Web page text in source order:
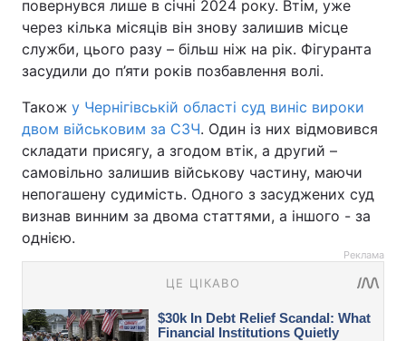
повернувся лише в січні 2024 року. Втім, уже
через кілька місяців він знову залишив місце
служби, цього разу – більш ніж на рік. Фігуранта
засудили до п’яти років позбавлення волі.
Також у Чернігівській області суд виніс вироки
двом військовим за СЗЧ. Один із них відмовився
складати присягу, а згодом втік, а другий –
самовільно залишив військову частину, маючи
непогашену судимість. Одного з засуджених суд
визнав винним за двома статтями, а іншого - за
однією.
Реклама